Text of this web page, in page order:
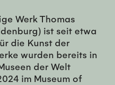
Werk Thomas
ist seit etwa
die Kunst der
wurden bereits in
der Welt
im Museum of